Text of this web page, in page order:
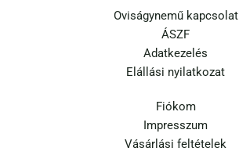
Oviságynemű kapcsolat
ÁSZF
Adatkezelés
Elállási nyilatkozat
Fiókom
Impresszum
Vásárlási feltételek